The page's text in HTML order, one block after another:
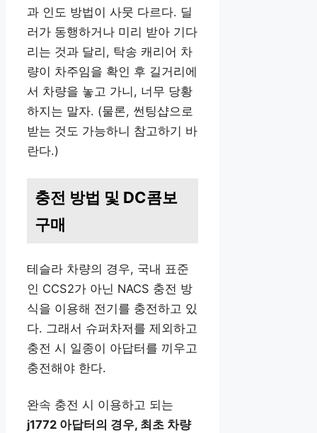
과 인도 방법이 사뭇 다르다. 딜
러가 동행하거나 미리 받아 기다
리는 것과 달리, 탁송 캐리어 차
량이 차주임을 확인 후 길거리에
서 차량을 놓고 가니, 너무 당황
하지는 말자. (물론, 썬팅샵으로
받는 것도 가능하니 참고하기 바
란다.)
충전 방법 및 DC콤보
구매
테슬라 차량의 경우, 국내 표준
인 CCS2가 아닌 NACS 충전 방
식을 이용해 전기를 충전하고 있
다. 그래서 슈퍼차저를 제외하고
충전 시 일종이 아답터를 끼우고
충전해야 한다.
완속 충전 시 이용하고 되는
j1772 아답터의 경우, 최초 차량